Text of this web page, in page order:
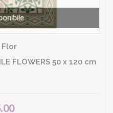
Flor
FLOWERS 50 x 120 cm